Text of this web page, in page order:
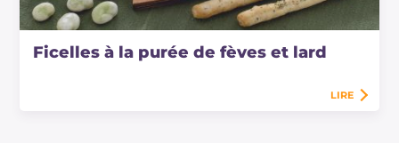
Ficelles à la purée de fèves et lard
LIRE